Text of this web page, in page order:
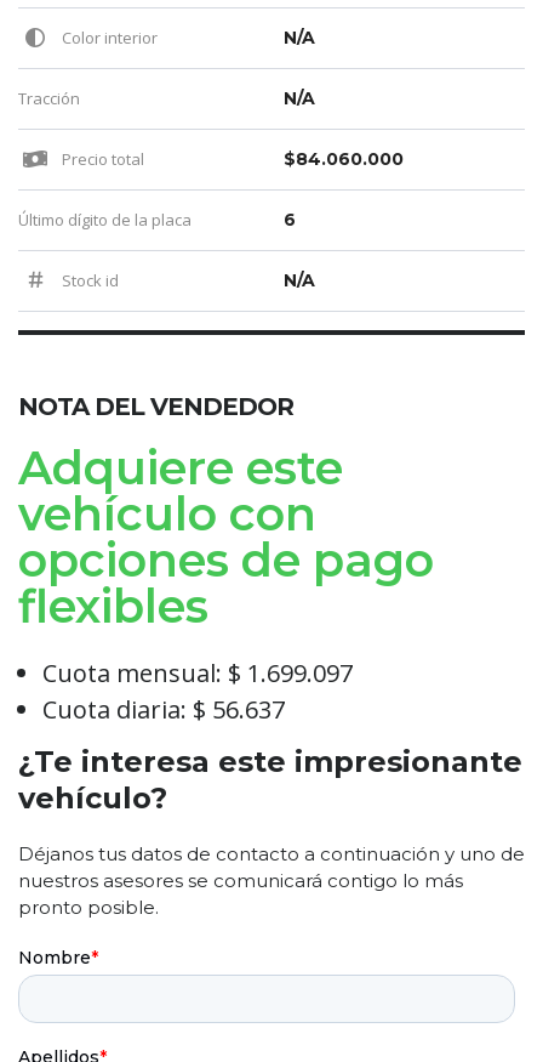
Color interior N/A
Tracción N/A
Precio total $84.060.000
Último dígito de la placa 6
Stock id N/A
NOTA DEL VENDEDOR
Adquiere este
vehículo con
opciones de pago
flexibles
Cuota mensual: $ 1.699.097
Cuota diaria: $ 56.637
¿Te interesa este impresionante
vehículo?
Déjanos tus datos de contacto a continuación y uno de
nuestros asesores se comunicará contigo lo más
pronto posible.